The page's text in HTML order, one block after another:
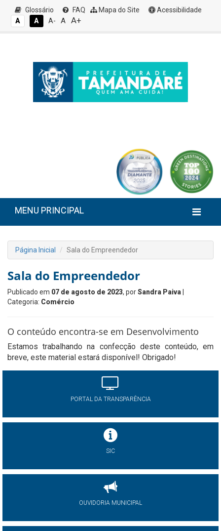
Glossário FAQ Mapa do Site
Acessibilidade
A
A A- A A+
MENU PRINCIPAL
Página Inicial Sala do Empreendedor
Sala do Empreendedor
Publicado em 07 de agosto de 2023, porSandra Paiva
Categoria: Comércio
O conteúdo encontra-se em Desenvolvimento
Estamos trabalhando na confecção deste conteúdo, em
breve, este material estará disponível! Obrigado!
PORTAL DA TRANSPARÊNCIA
SIC
OUVIDORIA MUNICIPAL